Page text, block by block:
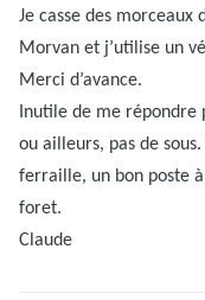
Je casse des
Morvan et j’utilise un
Merci d’avance.
Inutile de me répondre
ou ailleurs, pas de
ferraille, un bon poste
foret.
Claude